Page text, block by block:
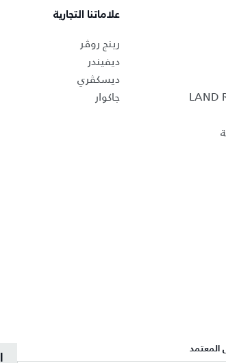
علاماتنا التجارية
رينج روڤر
ديفيندر
ديسكڤري
جاكوار
المعتمد